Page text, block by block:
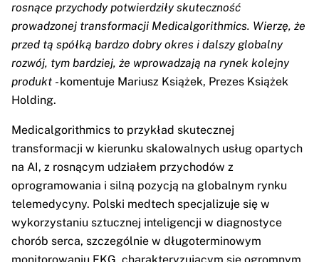
rosnące przychody potwierdziły skuteczność
prowadzonej transformacji Medicalgorithmics. Wierzę, że
przed tą spółką bardzo dobry okres i dalszy globalny
rozwój, tym bardziej, że wprowadzają na rynek kolejny
produkt - komentuje Mariusz Książek, Prezes Książek
Holding.
Medicalgorithmics to przykład skutecznej
transformacji w kierunku skalowalnych usług opartych
na AI, z rosnącym udziałem przychodów z
oprogramowania i silną pozycją na globalnym rynku
telemedycyny. Polski medtech specjalizuje się w
wykorzystaniu sztucznej inteligencji w diagnostyce
chorób serca, szczególnie w długoterminowym